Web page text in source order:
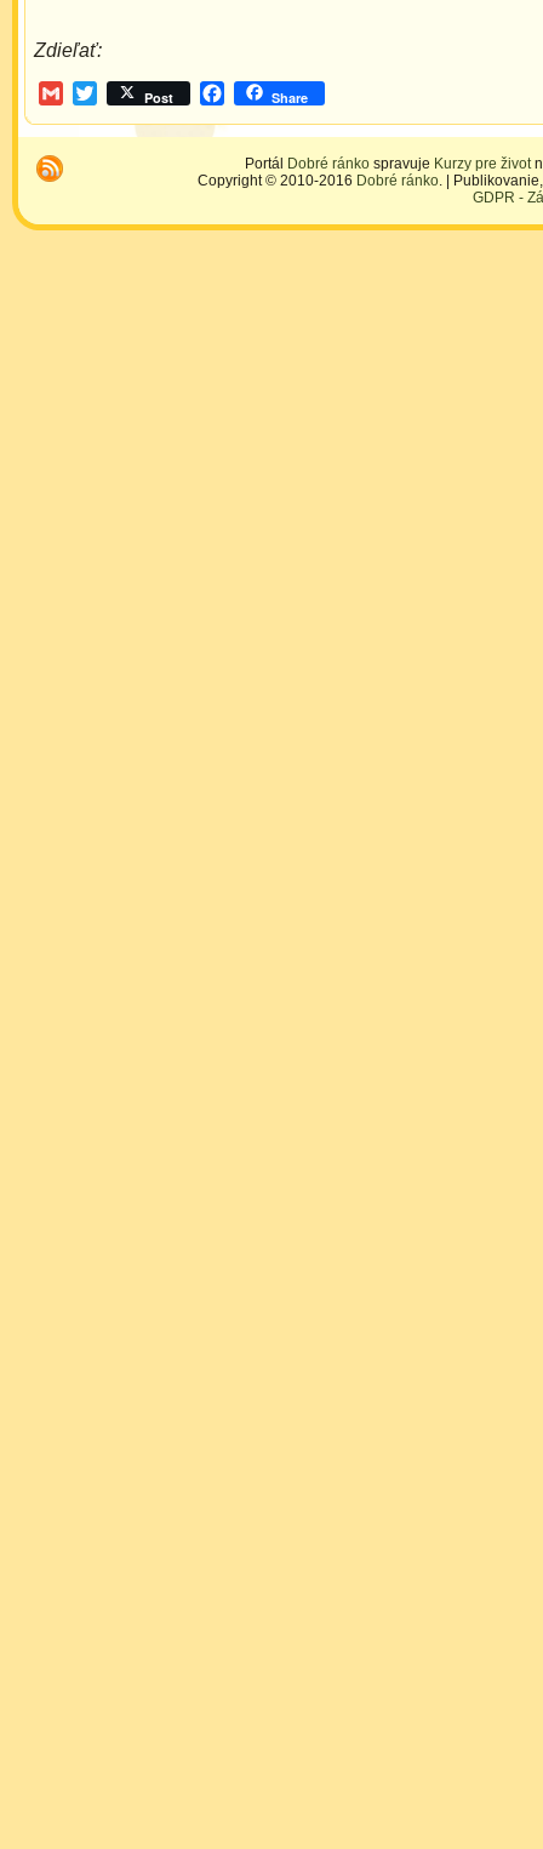
Zdieľať:
GmailTwitterPost Facebook
Share
Portál Dobré ránko spravuje Kurzy pre život
Copyright © 2010-2016 Dobré ránko. |
GDPR -